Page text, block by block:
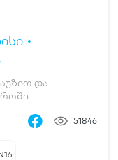
•
და
51846